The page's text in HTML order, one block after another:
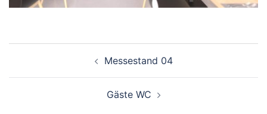
Messestand 04
Gäste WC